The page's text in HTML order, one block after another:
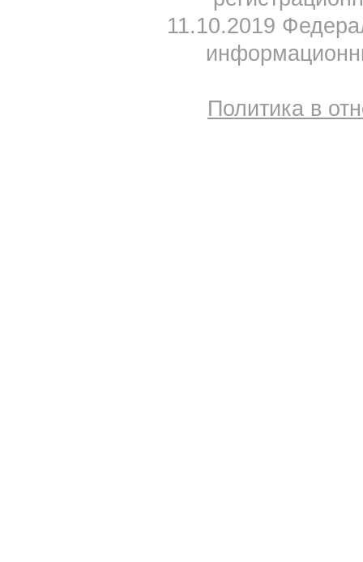
11.10.2019
Политика в